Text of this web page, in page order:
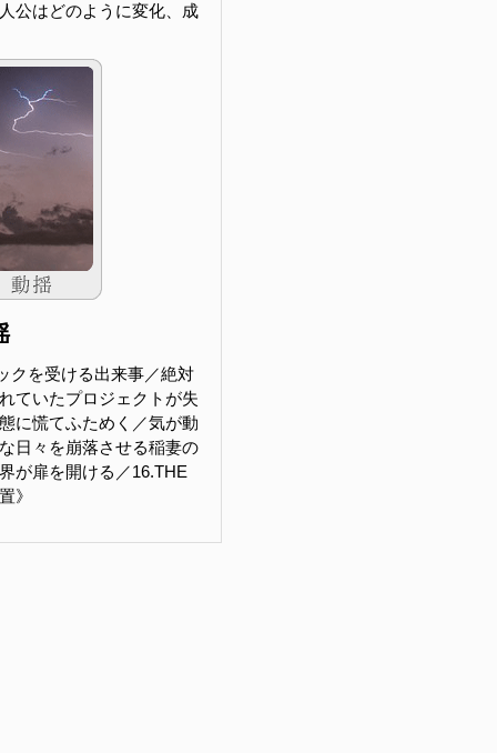
公はどのように変化、成
クを受ける出来事／絶対
ていたプロジェクトが失
に慌てふためく／気が動
日々を崩落させる稲妻の
が扉を開ける／16.THE
》